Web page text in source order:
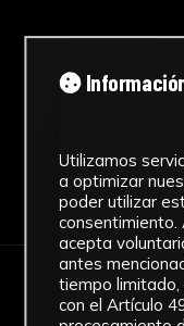
Utilizamos
a optimizar
poder utilizar
consentimiento.
acepta
antes
tiempo
con el Artículo